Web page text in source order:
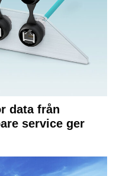
data från
service ger